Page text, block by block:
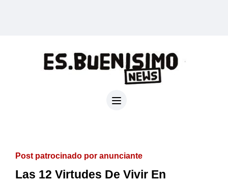
Post patrocinado por anunciante
Las 12 Virtudes De Vivir En